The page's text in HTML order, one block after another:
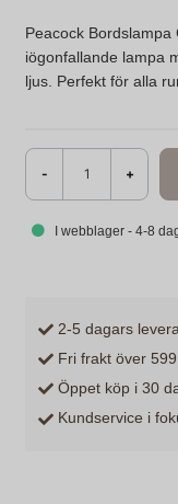
Peacock
iögonfallande lampa
ljus. Perfekt för alla
- +
I webblager - 4-8
2-5 dagars
Fri frakt över
Öppet köp i 30
Kundservice i